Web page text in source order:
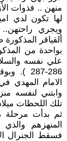
منهن .. فذوات
لها تكون لدي
ويجري
ألقياقر
بواحدة من
علي نفسه
286-
الامام المهدي
وابتني لنفسه
تلك اللحظات
ثم بدأت مرحلة
المنهزهم
فسقط الجنرال